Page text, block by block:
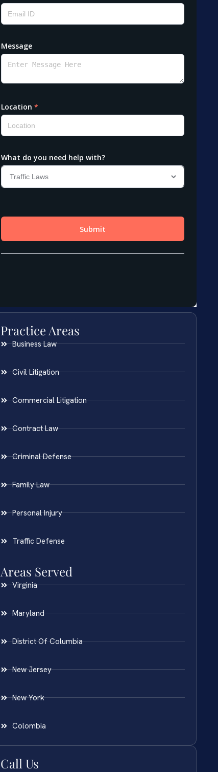
Practice Areas
Business Law
Civil Litigation
Commercial Litigation
Contract Law
Criminal Defense
Family Law
Personal Injury
Traffic Defense
Areas Served
Virginia
Maryland
District Of Columbia
New Jersey
New York
Colombia
Call Us